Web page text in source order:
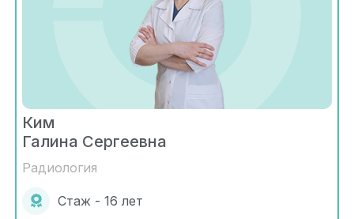
Ким
Галина Сергеевна
Радиология
Стаж - 16 лет